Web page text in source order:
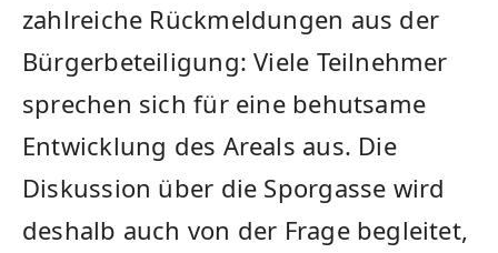
zahlreiche Rückmeldungen aus der
Bürgerbeteiligung: Viele Teilnehmer
sprechen sich für eine behutsame
Entwicklung des Areals aus. Die
Diskussion über die Sporgasse wird
deshalb auch von der Frage begleitet,